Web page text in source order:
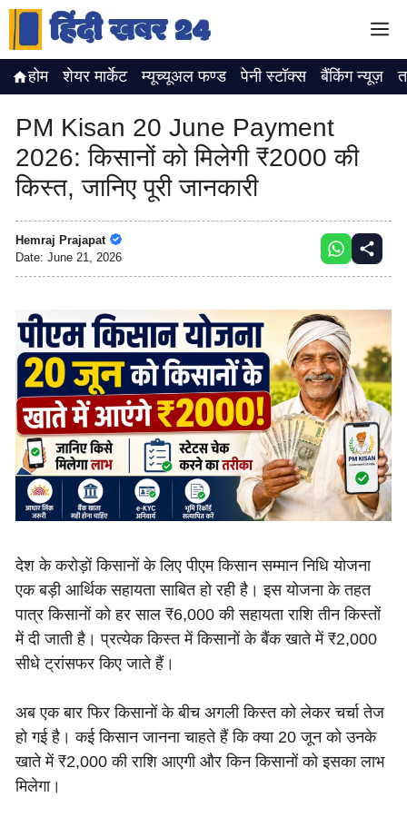
Skip
content
होम शेयर मार्केट म्यूच्यूअल फण्ड पेनी स्टॉक्स बैंकिंग न्यूज़
PM Kisan 20 June Payment
2026: किसानों को मिलेगी ₹2000 की
किस्त, जानिए पूरी जानकारी
Hemraj Prajapat
Date: June 21, 2026
देश के करोड़ों किसानों के लिए पीएम किसान सम्मान निधि योजना
एक बड़ी आर्थिक सहायता साबित हो रही है। इस योजना के तहत
पात्र किसानों को हर साल ₹6,000 की सहायता राशि तीन किस्तों
में दी जाती है। प्रत्येक किस्त में किसानों के बैंक खाते में ₹2,000
सीधे ट्रांसफर किए जाते हैं।
अब एक बार फिर किसानों के बीच अगली किस्त को लेकर चर्चा तेज
हो गई है। कई किसान जानना चाहते हैं कि क्या 20 जून को उनके
खाते में ₹2,000 की राशि आएगी और किन किसानों को इसका लाभ
मिलेगा।